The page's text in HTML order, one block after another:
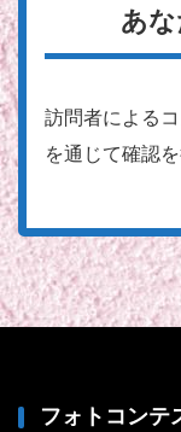
あ
訪問者による
を通じて確認
フォトコンテ